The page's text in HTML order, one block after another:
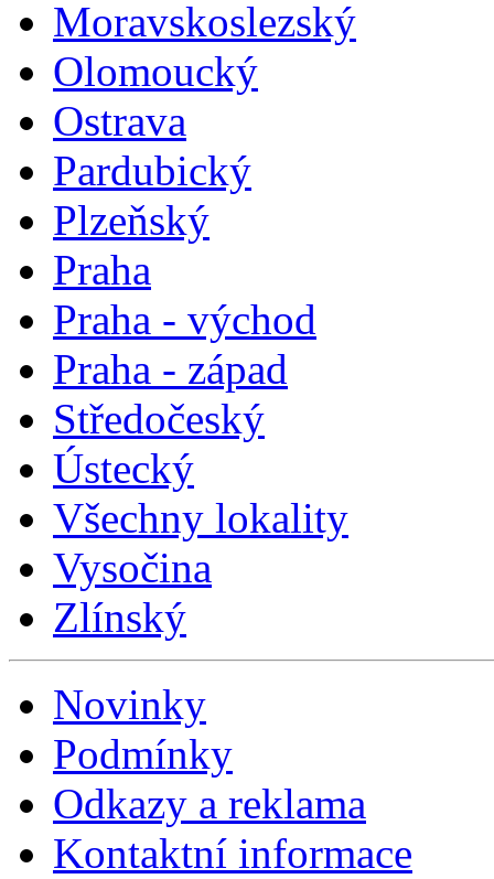
Moravskoslezský
Olomoucký
Ostrava
Pardubický
Plzeňský
Praha
Praha - východ
Praha - západ
Středočeský
Ústecký
Všechny lokality
Vysočina
Zlínský
Novinky
Podmínky
Odkazy a reklama
Kontaktní informace